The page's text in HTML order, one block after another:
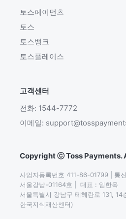
토스페이먼츠
토스
토스뱅크
토스플레이스
고객센터
전화: 1544-7772
이메일:
Copyright ⓒ Toss Payments.
사업자등록번호 411-86-01799 | 통
서울강남-01164호 |  대표 : 임한욱
서울특별시 강남구 테헤란로 131, 14
한국지식재산센터)